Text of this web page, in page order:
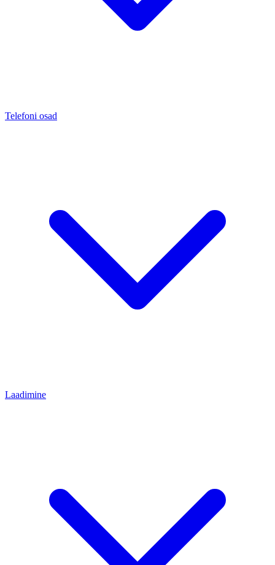
Telefoni osad
Laadimine